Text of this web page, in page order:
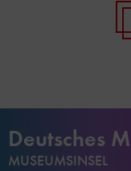
Deutsches
MUSEUMSINSEL